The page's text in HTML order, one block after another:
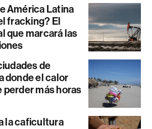
América Latina
fracking? El
que marcará las
de
donde el calor
más horas
la caficultura